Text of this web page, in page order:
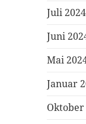
Juli 2024
Juni
Mai
Januar
Oktober